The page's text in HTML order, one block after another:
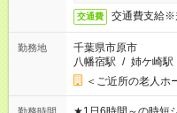
交通費 交通費支給※
勤務地
千葉県市原市
八幡宿駅 / 姉ケ崎駅
＜ご近所の老人ホ